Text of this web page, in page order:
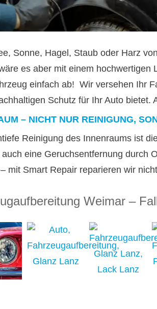
Sonne, Hagel, Staub oder Harz
es aber mit einem
einfach ab! Wir versehen Ihr
Schutz für Ihr Auto
– NICHT NUR REINIGUNG,
Reinigung des Innenraums ist
eine Geruchsentfernung durch
mit Smart Repair reparieren wir
Weimar –